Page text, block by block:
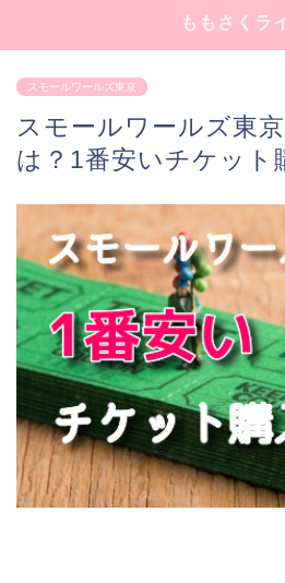
ももさくラ
スモールワールズ東京
スモールワールズ東京
は？1番安いチケット